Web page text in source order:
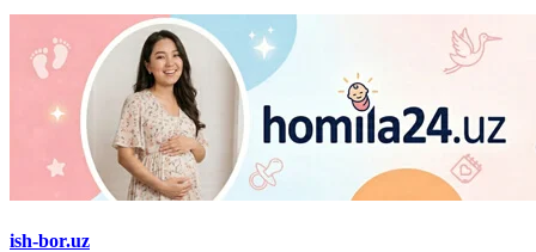
ish-bor.uz